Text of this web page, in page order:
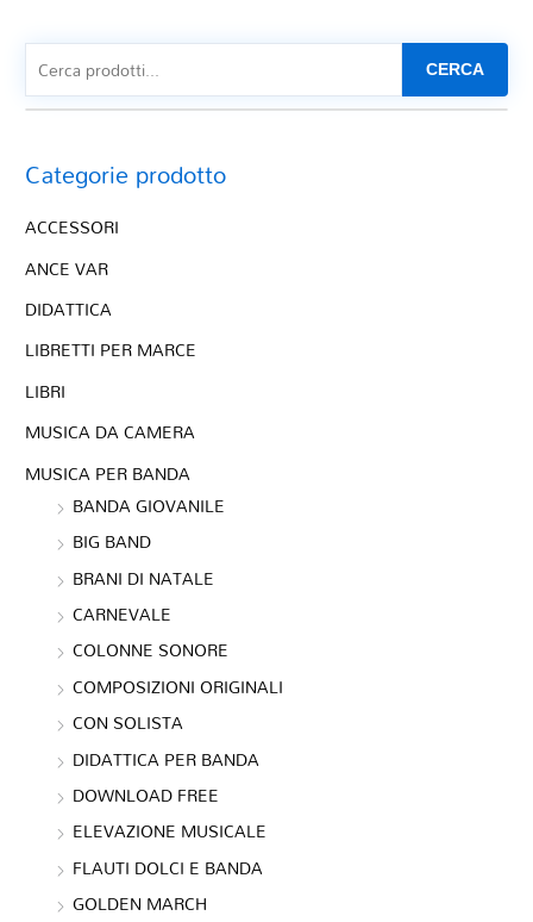
CERCA
Categorie prodotto
ACCESSORI
ANCE VAR
DIDATTICA
LIBRETTI PER MARCE
LIBRI
MUSICA DA CAMERA
MUSICA PER BANDA
BANDA GIOVANILE
BIG BAND
BRANI DI NATALE
CARNEVALE
COLONNE SONORE
COMPOSIZIONI ORIGINALI
CON SOLISTA
DIDATTICA PER BANDA
DOWNLOAD FREE
ELEVAZIONE MUSICALE
FLAUTI DOLCI E BANDA
GOLDEN MARCH